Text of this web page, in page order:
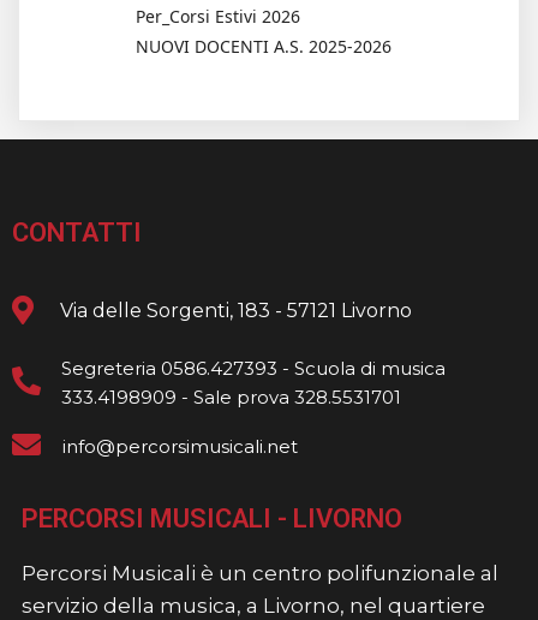
Per_Corsi Estivi 2026
NUOVI DOCENTI A.S. 2025-2026
CONTATTI
Via delle Sorgenti, 183 - 57121 Livorno
Segreteria 0586.427393 - Scuola di musica
333.4198909 - Sale prova 328.5531701
info@percorsimusicali.net
PERCORSI MUSICALI - LIVORNO
Percorsi Musicali è un centro polifunzionale al
servizio della musica, a Livorno, nel quartiere